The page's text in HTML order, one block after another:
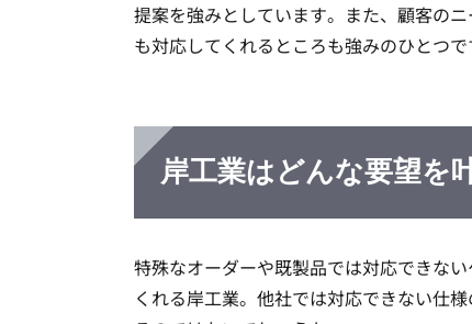
提案を強みとしています。また、顧客の
も対応してくれるところも強みのひとつで
岸工業は どんな要望を
特殊なオーダーや既製品では対応できない
くれる岸工業。他社では対応できない仕